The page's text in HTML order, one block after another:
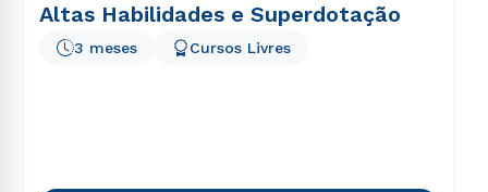
Altas Habilidades e Superdotação
3 meses Cursos Livres